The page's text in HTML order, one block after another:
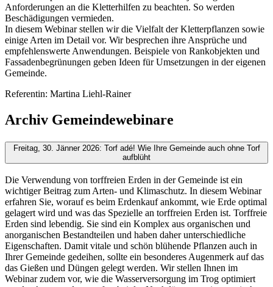
Anforderungen an die Kletterhilfen zu beachten. So werden
Beschädigungen vermieden.
In diesem Webinar stellen wir die Vielfalt der Kletterpflanzen sowie
einige Arten im Detail vor. Wir besprechen ihre Ansprüche und
empfehlenswerte Anwendungen. Beispiele von Rankobjekten und
Fassadenbegrünungen geben Ideen für Umsetzungen in der eigenen
Gemeinde.
Referentin: Martina Liehl-Rainer
Archiv Gemeindewebinare
Freitag, 30. Jänner 2026: Torf adé! Wie Ihre Gemeinde auch ohne Torf
aufblüht
Die Verwendung von torffreien Erden in der Gemeinde ist ein
wichtiger Beitrag zum Arten- und Klimaschutz. In diesem Webinar
erfahren Sie, worauf es beim Erdenkauf ankommt, wie Erde optimal
gelagert wird und was das Spezielle an torffreien Erden ist. Torffreie
Erden sind lebendig. Sie sind ein Komplex aus organischen und
anorganischen Bestandteilen und haben daher unterschiedliche
Eigenschaften. Damit vitale und schön blühende Pflanzen auch in
Ihrer Gemeinde gedeihen, sollte ein besonderes Augenmerk auf das
das Gießen und Düngen gelegt werden. Wir stellen Ihnen im
Webinar zudem vor, wie die Wasserversorgung im Trog optimiert